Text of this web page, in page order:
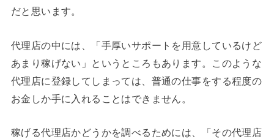
だと思います。
代理店の中には、「手厚いサポートを用意しているけど
あまり稼げない」というところもあります。このような
代理店に登録してしまっては、普通の仕事をする程度の
お金しか手に入れることはできません。
稼げる代理店かどうかを調べるためには、「その代理店